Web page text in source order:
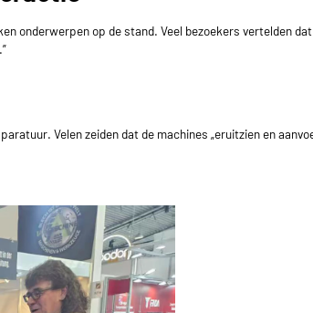
onderwerpen op de stand. Veel bezoekers vertelden dat
Velen zeiden dat de machines „eruitzien en